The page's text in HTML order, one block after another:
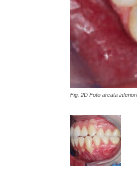
Fig. 2D Foto arcata